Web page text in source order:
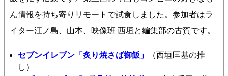
ん情報を持ち寄りリモートで試食しました。参加者はラ
イター江ノ島、山本、映像班 西垣と編集部の古賀です。
セブンイレブン「炙り焼さば御飯 」
（西垣匡基の推
し）